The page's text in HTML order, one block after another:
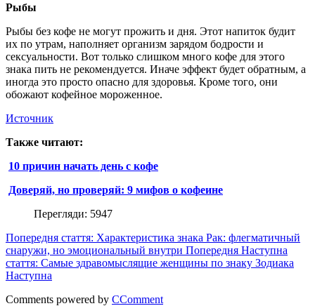
Рыбы
Рыбы без кофе не могут прожить и дня. Этот напиток будит
их по утрам, наполняет организм зарядом бодрости и
сексуальности. Вот только слишком много кофе для этого
знака пить не рекомендуется. Иначе эффект будет обратным, а
иногда это просто опасно для здоровья. Кроме того, они
обожают кофейное мороженное.
Источник
Также читают:
10 причин начать день с кофе
Доверяй, но проверяй: 9 мифов о кофеине
Перегляди: 5947
Попередня стаття: Характеристика знака Рак: флегматичный
снаружи, но эмоциональный внутри Попередня Наступна
стаття: Самые здравомыслящие женщины по знаку Зодиака
Наступна
Comments powered by CComment